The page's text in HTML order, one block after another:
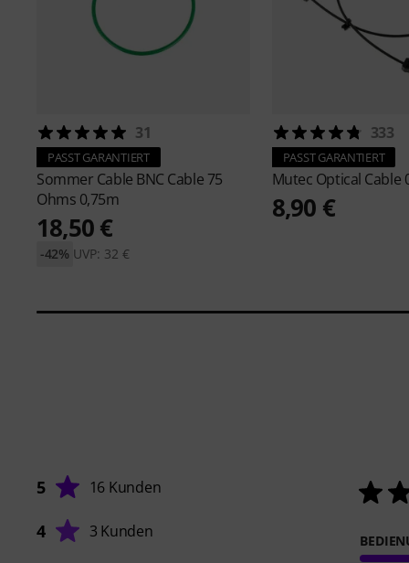
31
PASST GARANTIERT
Sommer Cable BNC Cable 75
Ohms 0,75m
18,50 €
UVP: 32 €
-42%
333
PASST GARANTIERT
Mutec Optical Cable
8,90 €
5 16 Kunden
4 3 Kunden